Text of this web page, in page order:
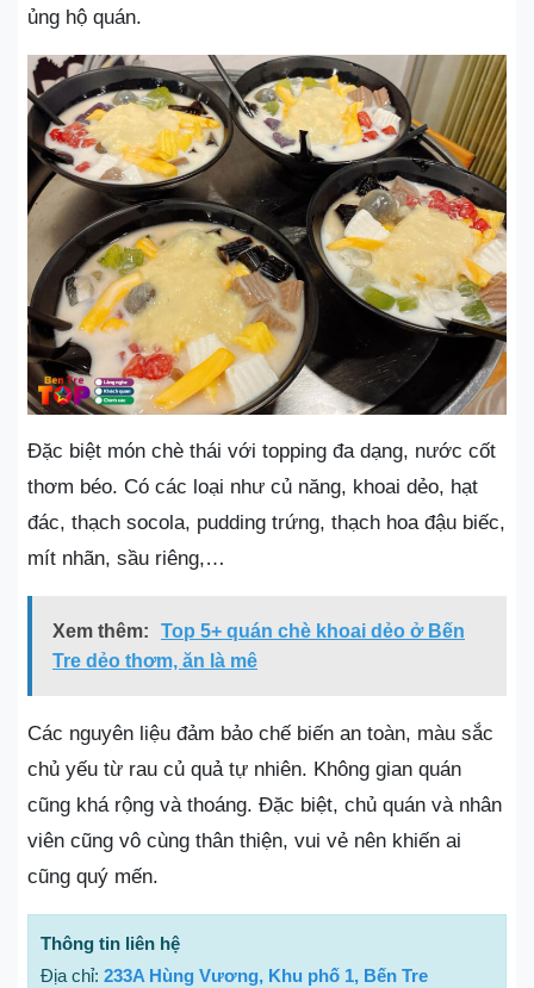
ủng hộ quán.
Đặc biệt món chè thái với topping đa dạng, nước cốt
thơm béo. Có các loại như củ năng, khoai dẻo, hạt
đác, thạch socola, pudding trứng, thạch hoa đậu biếc,
mít nhãn, sầu riêng,…
Xem thêm:
Top 5+ quán chè khoai dẻo ở Bến
Tre dẻo thơm, ăn là mê
Các nguyên liệu đảm bảo chế biến an toàn, màu sắc
chủ yếu từ rau củ quả tự nhiên. Không gian quán
cũng khá rộng và thoáng. Đặc biệt, chủ quán và nhân
viên cũng vô cùng thân thiện, vui vẻ nên khiến ai
cũng quý mến.
Thông tin liên hệ
Địa chỉ: 233A Hùng Vương, Khu phố 1, Bến Tre